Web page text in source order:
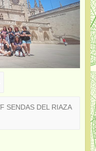
SENDAS DEL RIAZA